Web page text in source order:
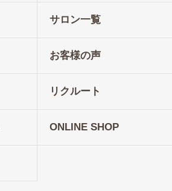
サロン一覧
お客様の声
リクルート
ONLINE SHOP